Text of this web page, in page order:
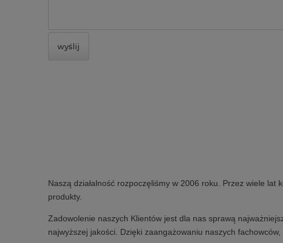
wyślij
Naszą działalność rozpoczęliśmy w 2006 roku. Przez wiele
produkty.
Zadowolenie naszych Klientów jest dla nas sprawą
najwyższej jakości. Dzięki zaangażowaniu naszych